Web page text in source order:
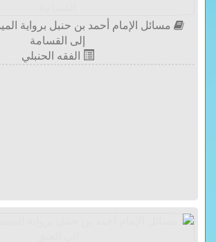
مسائل الإمام أحمد بن حنبل برواية
إلى القسامة
الفقه الحنبلي